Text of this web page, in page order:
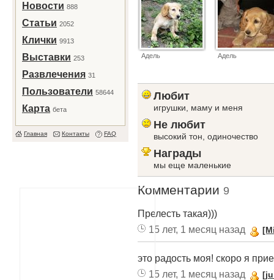
Новости 888
Статьи 2052
Клички 9913
Выставки 253
Развлечения 31
Пользователи 58644
Карта бета
Главная Контакты FAQ
Адель Адель
Любит
игрушки, маму и меня
Не любит
высокий тон, одиночество
Награды
мы еще маленькие
Комментарии 9
Прелесть такая)))
15 лет, 1 месяц назад
это радость моя! скоро я
15 лет, 1 месяц назад